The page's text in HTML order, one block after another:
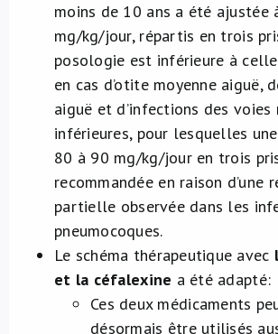
moins de 10 ans a été ajustée
mg/kg/jour, répartis en trois
posologie est inférieure à
en cas d’otite moyenne aiguë,
aiguë et d’infections des voies
inférieures, pour lesquelles
80 à 90 mg/kg/jour en trois
recommandée en raison d’une
partielle observée dans les
pneumocoques.
Le schéma thérapeutique avec
et la céfalexine a été adapté:
Ces deux médicaments
désormais être utilisés